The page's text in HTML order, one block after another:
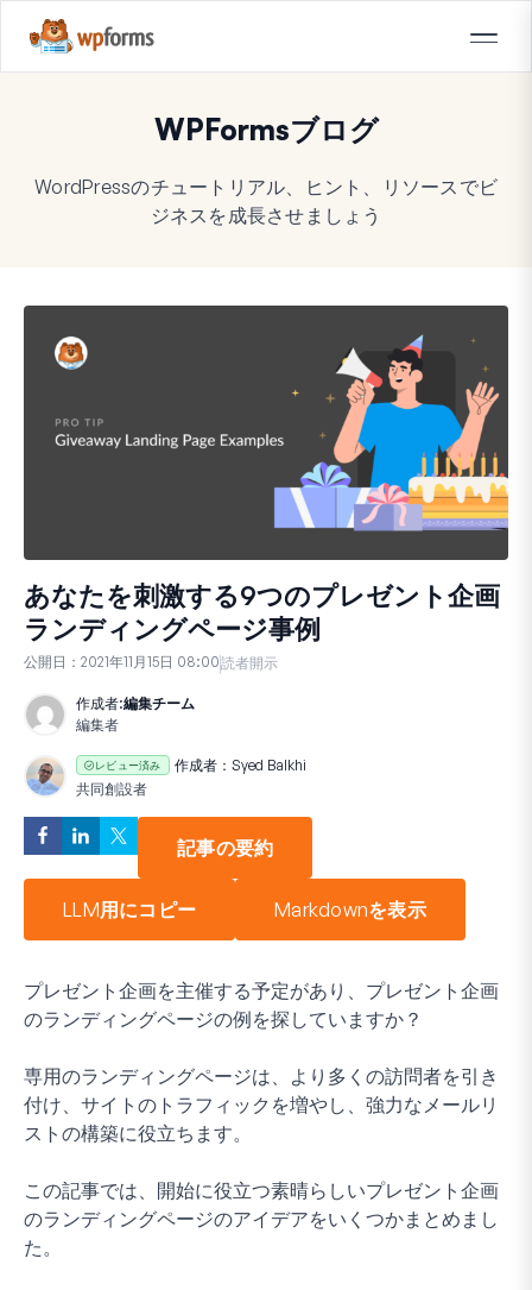
WPFormsブログ
WordPressのチュートリアル、ヒント、リソースでビ
ジネスを成長させましょう
あなたを刺激する9つのプレゼント企画
ランディングページ事例
公開日： 2021年11月15日 08:00読者開示
作成者:編集チーム
編集者
レビュー済み 作成者： Syed Balkhi
共同創設者
記事の要約
LLM用にコピー Markdownを表示
プレゼント企画を主催する予定があり、プレゼント企画
のランディングページの例を探していますか？
専用のランディングページは、より多くの訪問者を引き
付け、サイトのトラフィックを増やし、強力なメールリ
ストの構築に役立ちます。
この記事では、開始に役立つ素晴らしいプレゼント企画
のランディングページのアイデアをいくつかまとめまし
た。